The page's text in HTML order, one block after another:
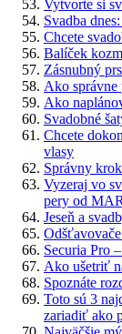
Vytvorte si
Svadba
Chcete
Balíček
Zásnubný
Ako
Ako
Svadobné
Chcete
vlasy
Správny
Vyzeraj vo
pery od
Jeseň a
Securia Pro
Ako ušetriť
Spoznáte
Toto sú 3
zariadiť ako